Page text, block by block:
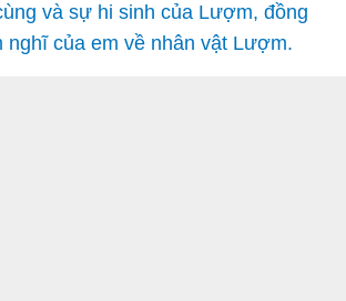
và sự hi sinh của Lượm, đồng
nghĩ của em về nhân vật Lượm.